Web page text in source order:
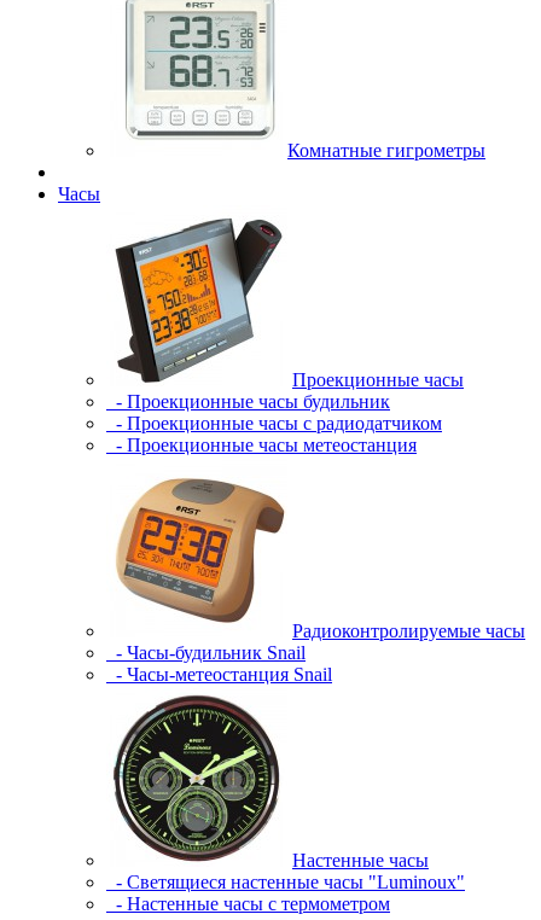
Комнатные гигрометры
Часы
Проекционные часы
- Проекционные часы будильник
- Проекционные часы с радиодатчиком
- Проекционные часы метеостанция
Радиоконтролируемые часы
- Часы-будильник Snail
- Часы-метеостанция Snail
Настенные часы
- Светящиеся настенные часы "Luminoux"
- Настенные часы с термометром